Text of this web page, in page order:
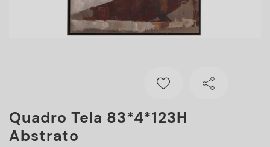
Quadro Tela 83*4*123H
Abstrato